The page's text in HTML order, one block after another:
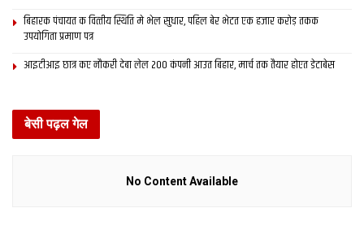
बिहारक पंचायत क वित्‍तीय स्थिति मे भेल सुधार, पहिल बेर भेटत एक हजार करोड़ तकक
उपयोगिता प्रमाण पत्र
आइटीआइ छात्र कए नौकरी देबा लेल 200 कंपनी आउत बिहार, मार्च तक तैयार होएत डेटाबेस
बेसी पढ़ल गेल
No Content Available